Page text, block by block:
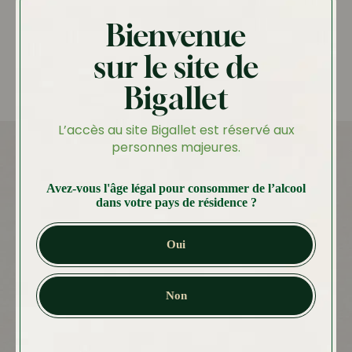
Bienvenue
sur le site de
Bigallet
L’accès au site Bigallet est réservé aux
personnes majeures.
Avez-vous l'âge légal pour consommer de l’alcool
dans votre pays de résidence ?
Oui
Non
A conserver dans un endroit sec et frais, si possible à
l’abri de la lumière.
Bien refermer la bouteille après utilisation.
Autres produits
Vous aimerez peut-être
aussi…